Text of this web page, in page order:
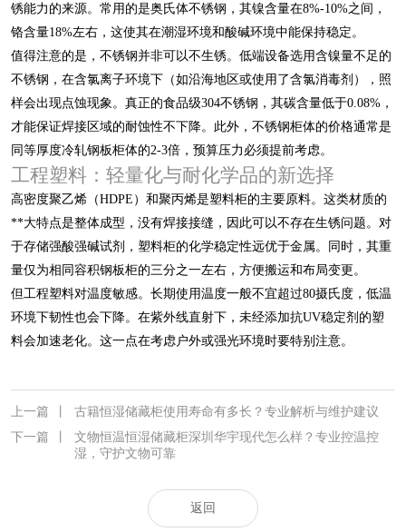
锈能力的来源。常用的是奥氏体不锈钢，其镍含量在8%-10%之间，
铬含量18%左右，这使其在潮湿环境和酸碱环境中能保持稳定。
值得注意的是，不锈钢并非可以不生锈。低端设备选用含镍量不足的
不锈钢，在含氯离子环境下（如沿海地区或使用了含氯消毒剂），照
样会出现点蚀现象。真正的食品级304不锈钢，其碳含量低于0.08%，
才能保证焊接区域的耐蚀性不下降。此外，不锈钢柜体的价格通常是
同等厚度冷轧钢板柜体的2-3倍，预算压力必须提前考虑。
工程塑料：轻量化与耐化学品的新选择
高密度聚乙烯（HDPE）和聚丙烯是塑料柜的主要原料。这类材质的
**大特点是整体成型，没有焊接接缝，因此可以不存在生锈问题。对
于存储强酸强碱试剂，塑料柜的化学稳定性远优于金属。同时，其重
量仅为相同容积钢板柜的三分之一左右，方便搬运和布局变更。
但工程塑料对温度敏感。长期使用温度一般不宜超过80摄氏度，低温
环境下韧性也会下降。在紫外线直射下，未经添加抗UV稳定剂的塑
料会加速老化。这一点在考虑户外或强光环境时要特别注意。
上一篇
古籍恒湿储藏柜使用寿命有多长？专业解析与维护建议
下一篇
文物恒温恒湿储藏柜深圳华宇现代怎么样？专业控温控
湿，守护文物可靠
返回